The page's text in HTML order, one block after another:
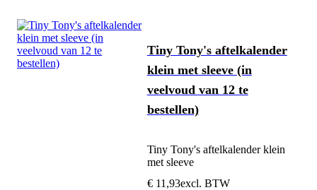
Tiny Tony's aftelkalender
klein met sleeve (in
veelvoud van 12 te
bestellen)
Tiny Tony's aftelkalender klein
met sleeve
€ 11,93excl. BTW